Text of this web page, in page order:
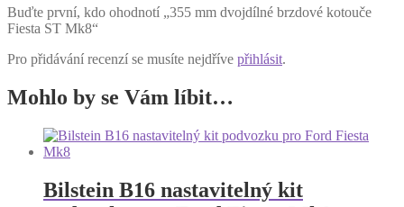
Buďte první, kdo ohodnotí „355 mm dvojdílné brzdové kotouče
Fiesta ST Mk8“
Pro přidávání recenzí se musíte nejdříve přihlásit.
Mohlo by se Vám líbit…
Bilstein B16 nastavitelný kit